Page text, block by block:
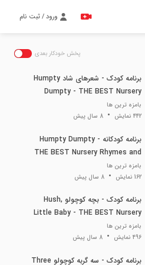
ورود / ثبت نام
پخش خودکار بعدی
برنامه کودک - شعرهای شاد Humpty
Dumpty - THE BEST Nursery
Rhymes and Songs for Children
| LooLoo Kids
بامزه ترین ها
442 نمایش
8 سال پیش
برنامه کودکانه Humpty Dumpty -
THE BEST Nursery Rhymes and
Songs for Children
بامزه ترین ها
162 نمایش
8 سال پیش
برنامه کودک - بچه کوچولو Hush,
Little Baby - THE BEST Nursery
Rhymes and Songs for Children
| LooLoo Kids
بامزه ترین ها
496 نمایش
8 سال پیش
برنامه کودک - سه گربه کوچولو Three